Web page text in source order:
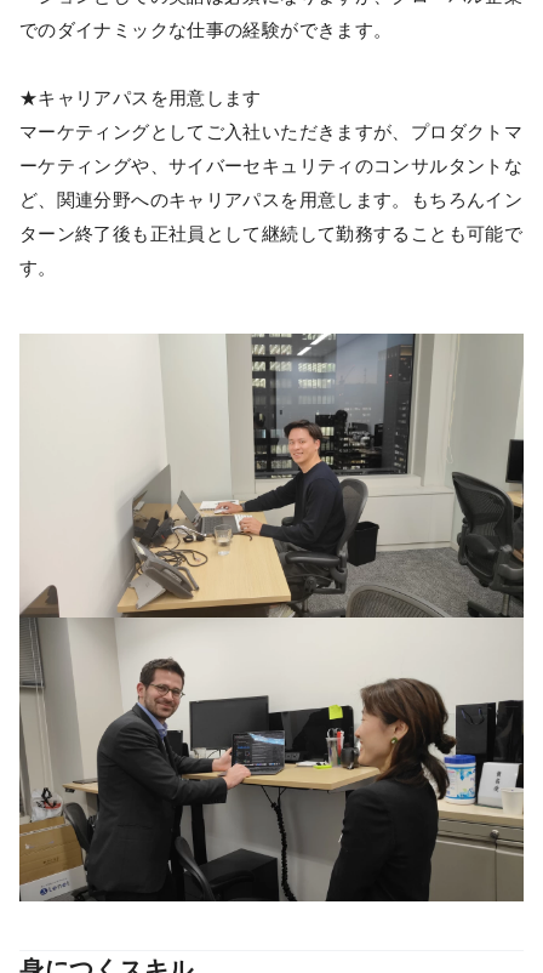
でのダイナミックな仕事の経験ができます。
★キャリアパスを用意します
マーケティングとしてご入社いただきますが、プロダクトマ
ーケティングや、サイバーセキュリティのコンサルタントな
ど、関連分野へのキャリアパスを用意します。もちろんイン
ターン終了後も正社員として継続して勤務することも可能で
す。